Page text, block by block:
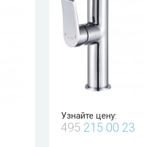
Узнайте цену:
495 215 00 23